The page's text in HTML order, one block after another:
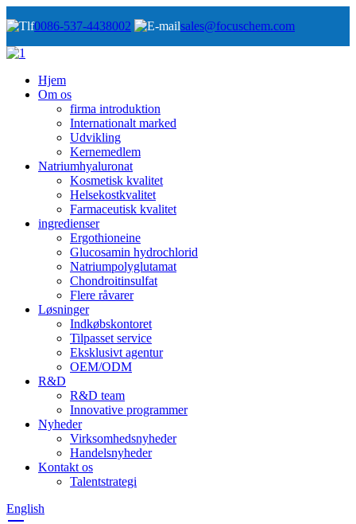
0086-537-4438002 sales@focuschem.com
Hjem
Om os
firma introduktion
Internationalt marked
Udvikling
Kernemedlem
Natriumhyaluronat
Kosmetisk kvalitet
Helsekostkvalitet
Farmaceutisk kvalitet
ingredienser
Ergothioneine
Glucosamin hydrochlorid
Natriumpolyglutamat
Chondroitinsulfat
Flere råvarer
Løsninger
Indkøbskontoret
Tilpasset service
Eksklusivt agentur
OEM/ODM
R&D
R&D team
Innovative programmer
Nyheder
Virksomhedsnyheder
Handelsnyheder
Kontakt os
Talentstrategi
English